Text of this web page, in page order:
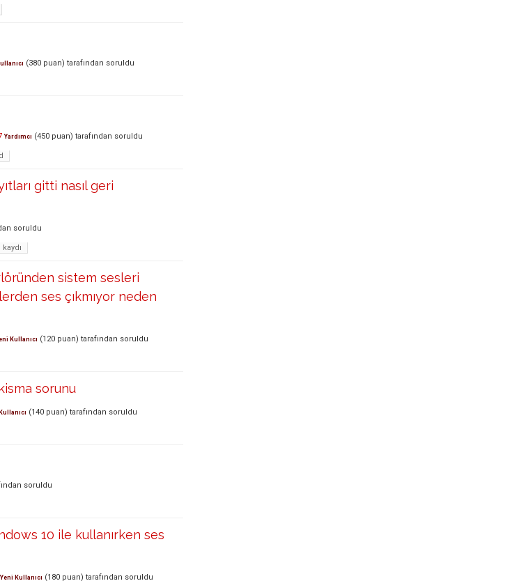
(380 puan) tarafından soruldu
Yardımcı (450 puan) tarafından soruldu
gitti nasıl geri
soruldu
kaydı
sistem sesleri
ses çıkmıyor neden
Kullanıcı (120 puan) tarafından soruldu
sorunu
(140 puan) tarafından soruldu
soruldu
10 ile kullanırken ses
Yeni Kullanıcı (180 puan) tarafından soruldu